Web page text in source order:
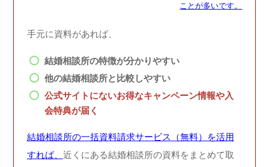
ことが多いです。
手元に資料があれば、
結婚相談所の特徴が分かりやすい
他の結婚相談所と比較しやすい
公式サイトにないお得なキャンペーン情報や入
会特典が届く
結婚相談所の一括資料請求サービス（無料）を活用
すれば、 近くにある結婚相談所の資料をまとめて取